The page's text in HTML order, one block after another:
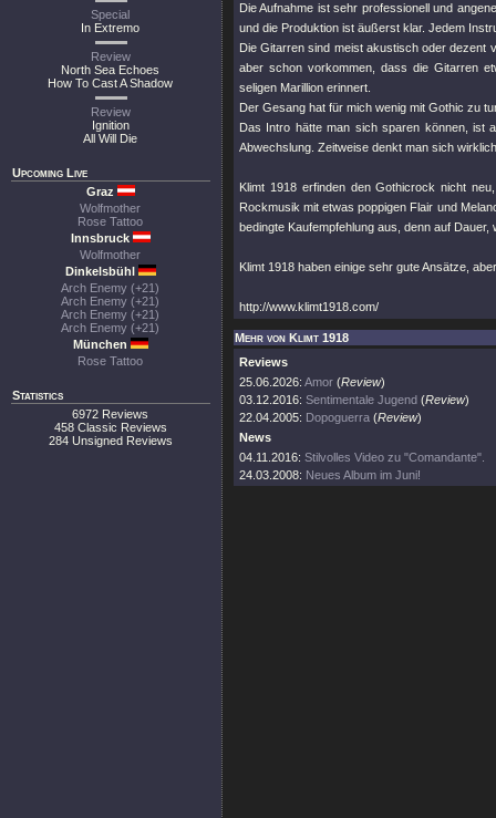
Special
In Extremo
Review
North Sea Echoes
How To Cast A Shadow
Review
Ignition
All Will Die
Upcoming Live
Graz
Wolfmother
Rose Tattoo
Innsbruck
Wolfmother
Dinkelsbühl
Arch Enemy (+21)
Arch Enemy (+21)
Arch Enemy (+21)
Arch Enemy (+21)
München
Rose Tattoo
Statistics
6972 Reviews
458 Classic Reviews
284 Unsigned Reviews
Die Aufnahme ist sehr professionell und
und die Produktion ist äußerst klar. Jedem
Die Gitarren sind meist akustisch oder dezent
aber schon vorkommen, dass die Gitarren
seligen Marillion erinnert.
Der Gesang hat für mich wenig mit Gothic zu
Das Intro hätte man sich sparen können, ist
Abwechslung. Zeitweise denkt man sich
Klimt 1918 erfinden den Gothicrock nicht
Rockmusik mit etwas poppigen Flair und
bedingte Kaufempfehlung aus, denn auf
Klimt 1918 haben einige sehr gute Ansätze,
http://www.klimt1918.com/
Mehr von Klimt 1918
Reviews
25.06.2026: Amor (Review)
03.12.2016: Sentimentale Jugend (Review)
22.04.2005: Dopoguerra (Review)
News
04.11.2016: Stilvolles Video zu "Comandante".
24.03.2008: Neues Album im Juni!